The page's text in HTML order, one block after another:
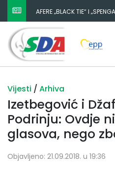
AFERE „BLACK TIE“ I
ZATAŠKATI
Vijesti / Arhiva
Izetbegović i
Podrinju: Ovdje
glasova, nego
Objavljeno: 21.09.2018. u 19:36